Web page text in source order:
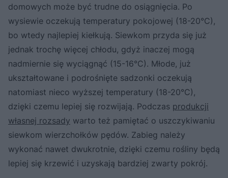
domowych może być trudne do osiągnięcia. Po
wysiewie oczekują temperatury pokojowej (18-20°C),
bo wtedy najlepiej kiełkują. Siewkom przyda się już
jednak trochę więcej chłodu, gdyż inaczej mogą
nadmiernie się wyciągnąć (15-16°C). Młode, już
ukształtowane i podrośnięte sadzonki oczekują
natomiast nieco wyższej temperatury (18-20°C),
dzięki czemu lepiej się rozwijają. Podczas produkcji
własnej rozsady warto też pamiętać o uszczykiwaniu
siewkom wierzchołków pędów. Zabieg należy
wykonać nawet dwukrotnie, dzięki czemu rośliny będą
lepiej się krzewić i uzyskają bardziej zwarty pokrój.